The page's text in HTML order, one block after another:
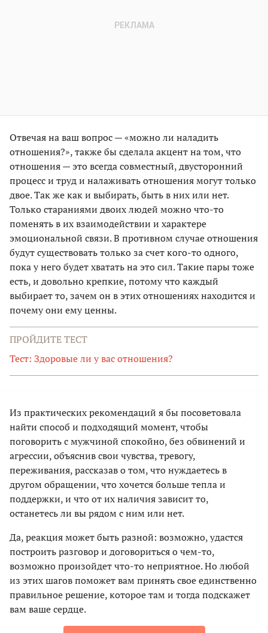
Отвечая на ваш вопрос — «можно ли наладить
отношения?», также бы сделала акцент на том, что
отношения — это всегда совместный, двусторонний
процесс и труд и налаживать отношения могут только
двое. Так же как и выбирать, быть в них или нет.
Только стараниями двоих людей можно что-то
поменять в их взаимодействии и характере
эмоциональной связи. В противном случае отношения
будут существовать только за счет кого-то одного,
пока у него будет хватать на это сил. Такие пары тоже
есть, и довольно крепкие, потому что каждый
выбирает то, зачем он в этих отношениях находится и
почему они ему ценны.
ПРОЙДИТЕ ТЕСТ
Тест: Здоровые ли у вас отношения?
Из практических рекомендаций я бы посоветовала
найти способ и подходящий момент, чтобы
поговорить с мужчиной спокойно, без обвинений и
агрессии, объяснив свои чувства, тревогу,
переживания, рассказав о том, что нуждаетесь в
другом обращении, что хочется больше тепла и
поддержки, и что от их наличия зависит то,
останетесь ли вы рядом с ним или нет.
Да, реакция может быть разной: возможно, удастся
построить разговор и договориться о чем-то,
возможно произойдет что-то неприятное. Но любой
из этих шагов поможет вам принять свое единственно
правильное решение, которое там и тогда подскажет
вам ваше сердце.